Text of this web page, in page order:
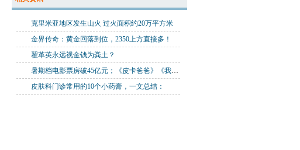
克里米亚地区发生山火 过火面积约20万平方米
金界传奇：黄金回落到位，2350上方直接多！
翟革英永远视金钱为粪土？
暑期档电影票房破45亿元；《皮卡爸爸》《我正看着你》等多部新片立项；索尼影业百年－动画季线下展开启
皮肤科门诊常用的10个小药膏，一文总结：